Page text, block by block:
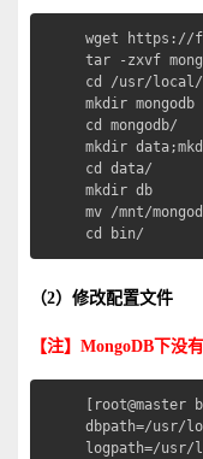
wget https://
tar -zxvf
cd /usr/local/
mkdir mongodb
cd mongodb/
mkdir
cd data/
mkdir db
mv /mnt/
cd bin/
（2）修改配置文件
【注】 MongoDB 下没有
[root@master
dbpath=/usr/
logpath=/usr/